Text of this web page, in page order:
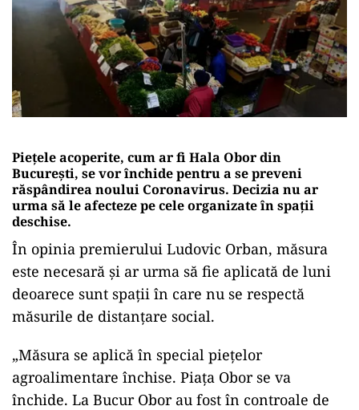
Piețele acoperite, cum ar fi Hala Obor din
București, se vor închide pentru a se preveni
răspândirea noului Coronavirus. Decizia nu ar
urma să le afecteze pe cele organizate în spații
deschise.
În opinia premierului Ludovic Orban, măsura
este necesară și ar urma să fie aplicată de luni
deoarece sunt spații în care nu se respectă
măsurile de distanțare social.
„Măsura se aplică în special pieţelor
agroalimentare închise. Piaţa Obor se va
închide. La Bucur Obor au fost în controale de